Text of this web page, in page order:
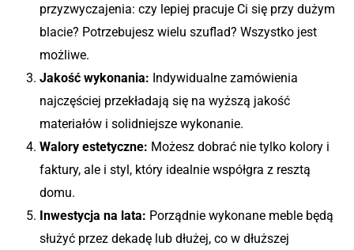
przyzwyczajenia: czy lepiej pracuje Ci się przy dużym
blacie? Potrzebujesz wielu szuflad? Wszystko jest
możliwe.
Jakość wykonania: Indywidualne zamówienia
najczęściej przekładają się na wyższą jakość
materiałów i solidniejsze wykonanie.
Walory estetyczne: Możesz dobrać nie tylko kolory i
faktury, ale i styl, który idealnie współgra z resztą
domu.
Inwestycja na lata: Porządnie wykonane meble będą
służyć przez dekadę lub dłużej, co w dłuższej